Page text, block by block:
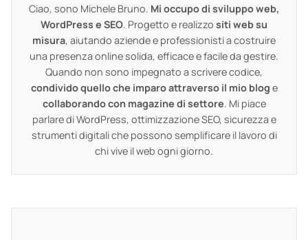
Ciao, sono Michele Bruno. Mi occupo di sviluppo web,
WordPress e SEO. Progetto e realizzo siti web su
misura, aiutando aziende e professionisti a costruire
una presenza online solida, efficace e facile da gestire.
Quando non sono impegnato a scrivere codice,
condivido quello che imparo attraverso il mio blog e
collaborando con magazine di settore. Mi piace
parlare di WordPress, ottimizzazione SEO, sicurezza e
strumenti digitali che possono semplificare il lavoro di
chi vive il web ogni giorno.